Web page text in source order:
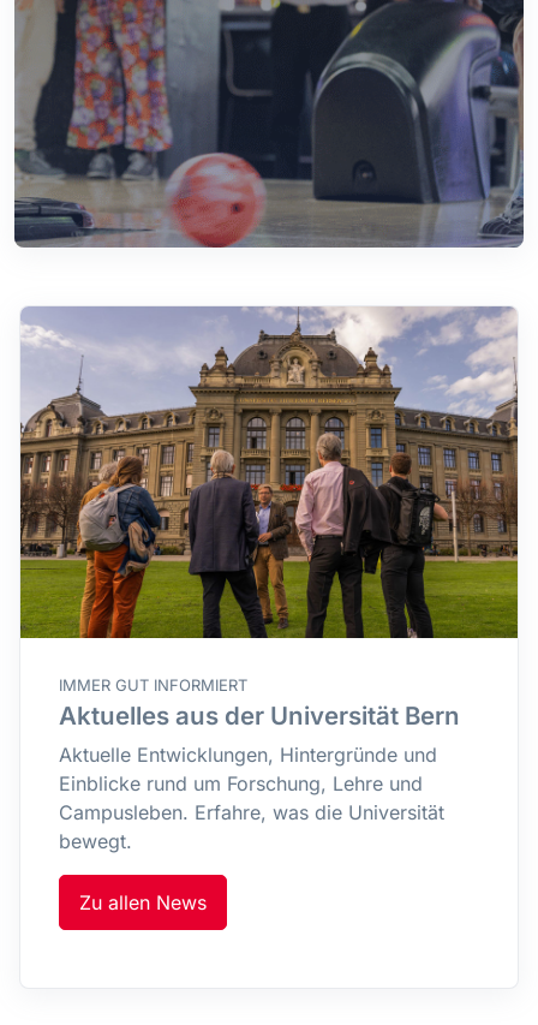
IMMER GUT INFORMIERT
Aktuelles aus der Universität Bern
Aktuelle Entwicklungen, Hintergründe und
Einblicke rund um Forschung, Lehre und
Campusleben. Erfahre, was die Universität
bewegt.
Zu allen News